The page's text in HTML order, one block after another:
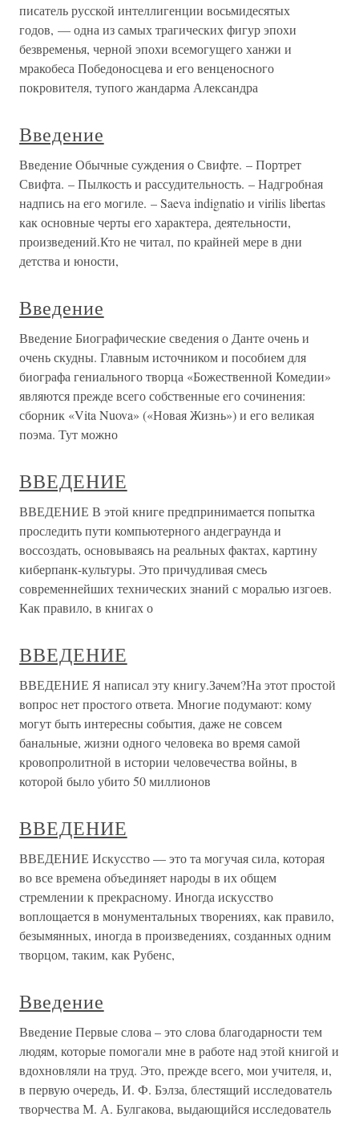
писатель русской интеллигенции восьмидесятых
годов, — одна из самых трагических фигур эпохи
безвременья, черной эпохи всемогущего ханжи и
мракобеса Победоносцева и его венценосного
покровителя, тупого жандарма Александра
Введение
Введение Обычные суждения о Свифте. – Портрет
Свифта. – Пылкость и рассудительность. – Надгробная
надпись на его могиле. – Saeva indignatio и virilis libertas
как основные черты его характера, деятельности,
произведений.Кто не читал, по крайней мере в дни
детства и юности,
Введение
Введение Биографические сведения о Данте очень и
очень скудны. Главным источником и пособием для
биографа гениального творца «Божественной Комедии»
являются прежде всего собственные его сочинения:
сборник «Vita Nuova» («Новая Жизнь») и его великая
поэма. Тут можно
ВВЕДЕНИЕ
ВВЕДЕНИЕ В этой книге предпринимается попытка
проследить пути компьютерного андеграунда и
воссоздать, основываясь на реальных фактах, картину
киберпанк-культуры. Это причудливая смесь
современнейших технических знаний с моралью изгоев.
Как правило, в книгах о
ВВЕДЕНИЕ
ВВЕДЕНИЕ Я написал эту книгу.Зачем?На этот простой
вопрос нет простого ответа. Многие подумают: кому
могут быть интересны события, даже не совсем
банальные, жизни одного человека во время самой
кровопролитной в истории человечества войны, в
которой было убито 50 миллионов
ВВЕДЕНИЕ
ВВЕДЕНИЕ Искусство — это та могучая сила, которая
во все времена объединяет народы в их общем
стремлении к прекрасному. Иногда искусство
воплощается в монументальных творениях, как правило,
безымянных, иногда в произведениях, созданных одним
творцом, таким, как Рубенс,
Введение
Введение Первые слова – это слова благодарности тем
людям, которые помогали мне в работе над этой книгой и
вдохновляли на труд. Это, прежде всего, мои учителя, и,
в первую очередь, И. Ф. Бэлза, блестящий исследователь
творчества М. А. Булгакова, выдающийся исследователь